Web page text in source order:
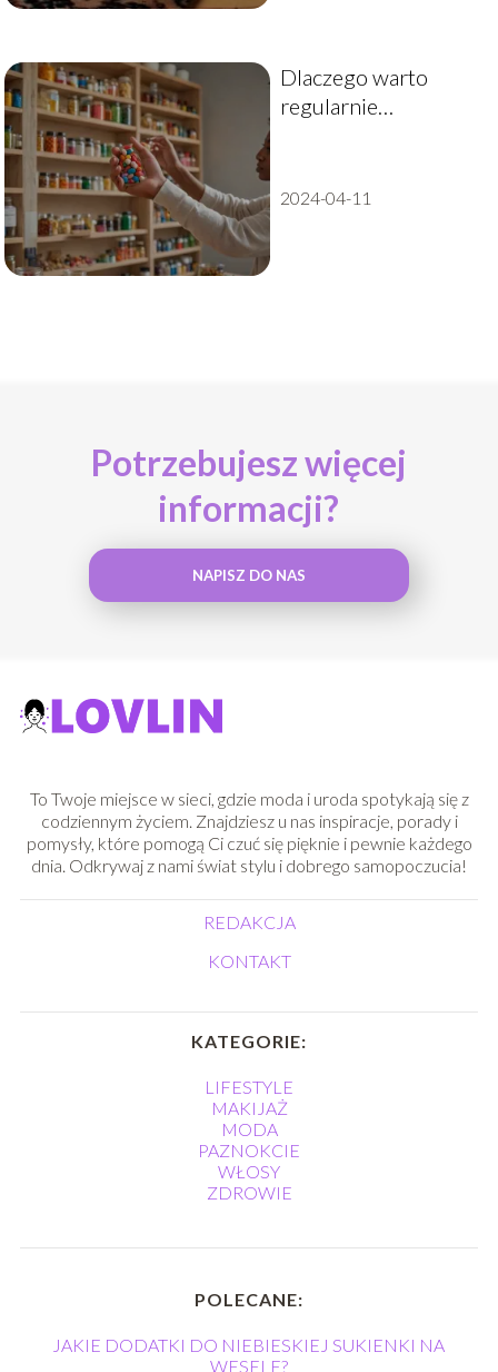
Dlaczego warto
regularnie
2024-04-11
Potrzebujesz więcej
informacji?
NAPISZ DO NAS
To Twoje miejsce w sieci, gdzie moda i uroda spotykają się z
codziennym życiem. Znajdziesz u nas inspiracje, porady i
pomysły, które pomogą Ci czuć się pięknie i pewnie każdego
dnia. Odkrywaj z nami świat stylu i dobrego samopoczucia!
REDAKCJA
KONTAKT
KATEGORIE:
LIFESTYLE
MAKIJAŻ
MODA
PAZNOKCIE
WŁOSY
ZDROWIE
POLECANE:
JAKIE DODATKI DO NIEBIESKIEJ SUKIENKI NA
WESELE?